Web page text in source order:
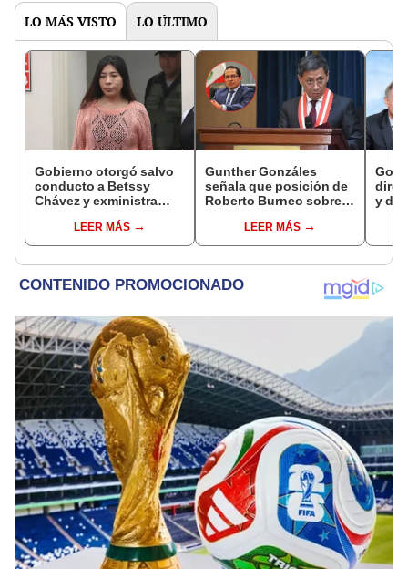
LO MÁS VISTO LO ÚLTIMO
Gobierno otorgó salvo
conducto a Betssy
Chávez y exministra
madrugadaLEER MÁS
Gunther Gonzáles
señala que posición de
Roberto Burneo sobre
Aliaga no representan al
JNE
LEER MÁS
y